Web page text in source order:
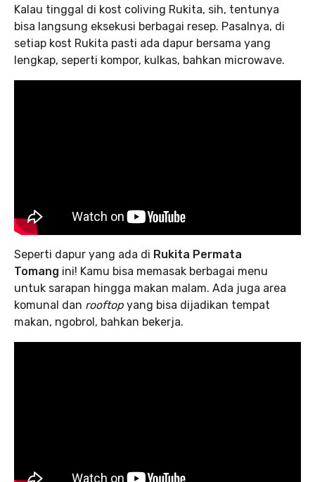
Kalau tinggal di kost coliving Rukita, sih, tentunya
bisa langsung eksekusi berbagai resep. Pasalnya, di
setiap kost Rukita pasti ada dapur bersama yang
lengkap, seperti kompor, kulkas, bahkan microwave.
Seperti dapur yang ada di Rukita Permata
Tomang ini! Kamu bisa memasak berbagai menu
untuk sarapan hingga makan malam. Ada juga area
komunal dan rooftop yang bisa dijadikan tempat
makan, ngobrol, bahkan bekerja.